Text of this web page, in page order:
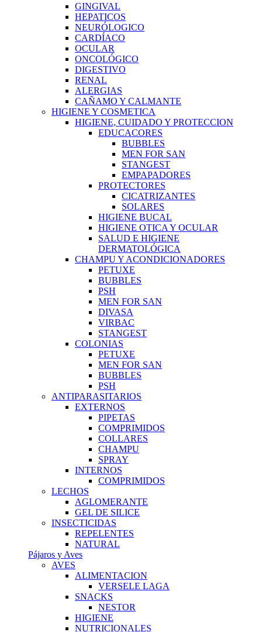
GINGIVAL
HEPATICOS
NEURÓLOGICO
CARDÍACO
OCULAR
ONCOLÓGICO
DIGESTIVO
RENAL
ALERGIAS
CAÑAMO Y CALMANTE
HIGIENE Y COSMETICA
HIGIENE, CUIDADO Y PROTECCION
EDUCACORES
BUBBLES
MEN FOR SAN
STANGEST
EMPAPADORES
PROTECTORES
CICATRIZANTES
SOLARES
HIGIENE BUCAL
HIGIENE OTICA Y OCULAR
SALUD E HIGIENE
DERMATOLÓGICA
CHAMPU Y ACONDICIONADORES
PETUXE
BUBBLES
PSH
MEN FOR SAN
DIVASA
VIRBAC
STANGEST
COLONIAS
PETUXE
MEN FOR SAN
BUBBLES
PSH
ANTIPARASITARIOS
EXTERNOS
PIPETAS
COMPRIMIDOS
COLLARES
CHAMPU
SPRAY
INTERNOS
COMPRIMIDOS
LECHOS
AGLOMERANTE
GEL DE SILICE
INSECTICIDAS
REPELENTES
NATURAL
Pájaros y Aves
AVES
ALIMENTACION
VERSELE LAGA
SNACKS
NESTOR
HIGIENE
NUTRICIONALES